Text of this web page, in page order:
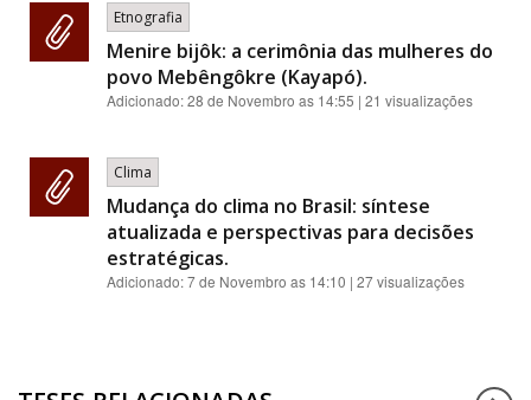
Etnografia
Menire bijôk: a cerimônia das mulheres do
povo Mebêngôkre (Kayapó).
Adicionado:28 de Novembro as 14:55 | 21 visualizações
Clima
Mudança do clima no Brasil: síntese
atualizada e perspectivas para decisões
estratégicas.
Adicionado:7 de Novembro as 14:10 | 27 visualizações